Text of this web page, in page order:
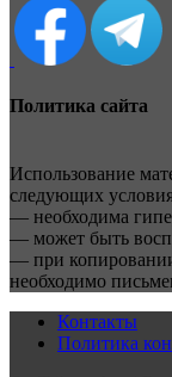
Политика сайта
Использование
следующих
— необходима
— может быть
— при
необходимо
Контакты
Политика